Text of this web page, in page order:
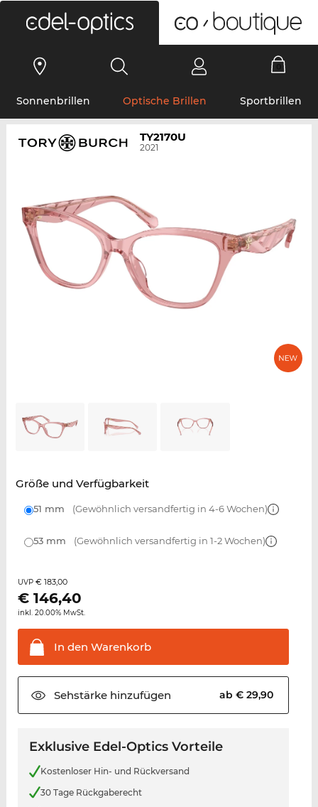
Sonnenbrillen Optische Brillen Sportbrillen
TY2170U
2021
Größe und Verfügbarkeit
51 mm (Gewöhnlich versandfertig in 4-6 Wochen)
53 mm (Gewöhnlich versandfertig in 1-2 Wochen)
UVP € 183,00
€ 146,40
inkl. 20.00% MwSt.
In den Warenkorb
Sehstärkehinzufügen ab € 29,90
Exklusive Edel-Optics Vorteile
Kostenloser Hin- und Rückversand
30 Tage Rückgaberecht